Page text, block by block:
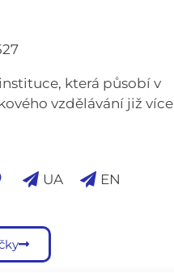
která působí v
vzdělávání již více
UA EN